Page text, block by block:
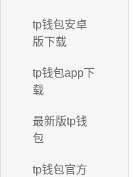
tp钱包安卓
版下载
tp钱包app下
载
最新版tp钱
包
tp钱包官方